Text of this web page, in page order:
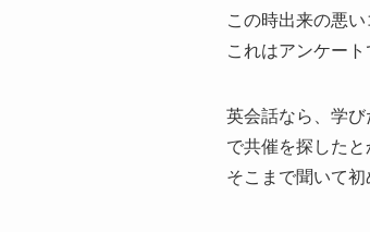
この時出来の悪
これはアンケー
英会話なら、学
で共催を探した
そこまで聞いて